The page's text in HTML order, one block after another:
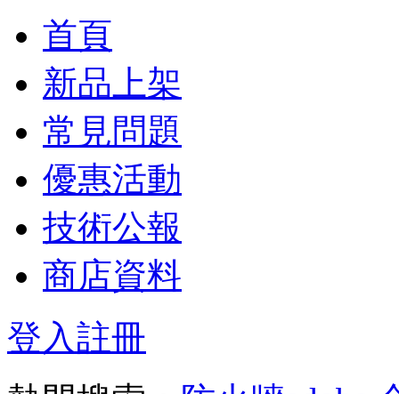
首頁
新品上架
常見問題
優惠活動
技術公報
商店資料
登入註冊